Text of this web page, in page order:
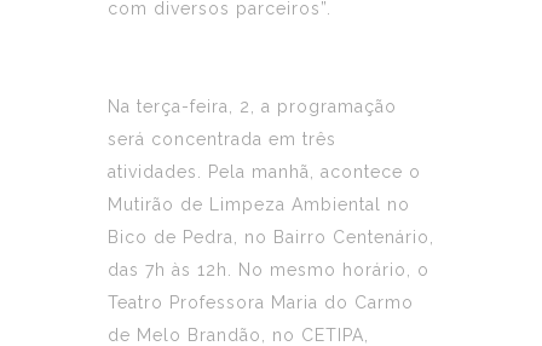
com diversos parceiros”.
Na terça-feira, 2, a programação
será concentrada em três
atividades. Pela manhã, acontece o
Mutirão de Limpeza Ambiental no
Bico de Pedra, no Bairro Centenário,
das 7h às 12h. No mesmo horário, o
Teatro Professora Maria do Carmo
de Melo Brandão, no CETIPA,